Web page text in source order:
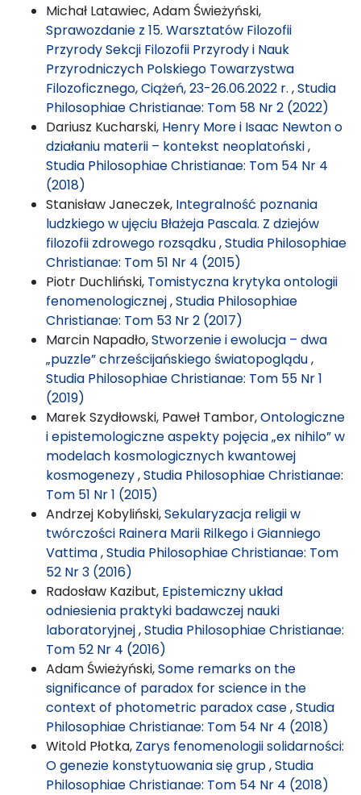
Michał Latawiec, Adam Świeżyński,
Sprawozdanie z 15. Warsztatów Filozofii
Przyrody Sekcji Filozofii Przyrody i Nauk
Przyrodniczych Polskiego Towarzystwa
Filozoficznego, Ciążeń, 23-26.06.2022 r. ,Studia
Philosophiae Christianae: Tom 58 Nr 2 (2022)
Dariusz Kucharski, Henry More i Isaac Newton o
działaniu materii – kontekst neoplatoński,
Studia Philosophiae Christianae: Tom 54 Nr 4
(2018)
Stanisław Janeczek, Integralność poznania
ludzkiego w ujęciu Błażeja Pascala. Z dziejów
filozofii zdrowego rozsądku,Studia Philosophiae
Christianae: Tom 51 Nr 4 (2015)
Piotr Duchliński, Tomistyczna krytyka ontologii
fenomenologicznej,Studia Philosophiae
Christianae: Tom 53 Nr 2 (2017)
Marcin Napadło,Stworzenie i ewolucja – dwa
„puzzle” chrześcijańskiego światopoglądu,
Studia Philosophiae Christianae: Tom 55 Nr 1
(2019)
Marek Szydłowski, Paweł Tambor,Ontologiczne
i epistemologiczne aspekty pojęcia „ex nihilo” w
modelach kosmologicznych kwantowej
kosmogenezy,Studia Philosophiae Christianae:
Tom 51 Nr 1 (2015)
Andrzej Kobyliński,Sekularyzacja religii w
twórczości Rainera Marii Rilkego i Gianniego
Vattima,Studia Philosophiae Christianae: Tom
52 Nr 3 (2016)
Radosław Kazibut, Epistemiczny układ
odniesienia praktyki badawczej nauki
laboratoryjnej,Studia Philosophiae Christianae:
Tom 52 Nr 4 (2016)
Adam Świeżyński,Some remarks on the
significance of paradox for science in the
context of photometric paradox case,Studia
Philosophiae Christianae: Tom 54 Nr 4 (2018)
Witold Płotka, Zarys fenomenologii solidarności:
O genezie konstytuowania się grup,Studia
Philosophiae Christianae: Tom 54 Nr 4 (2018)